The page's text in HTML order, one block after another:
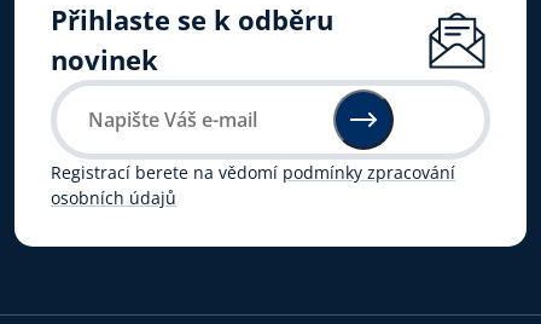
Přihlaste se k odběru
novinek
Registrací berete na vědomí podmínky zpracování
osobních údajů